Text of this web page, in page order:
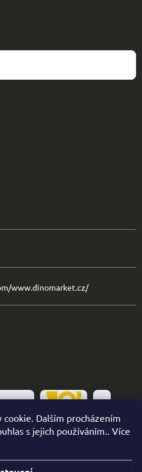
Dalším procházením
s jejich používáním.. Více
www.dinomarket.cz/